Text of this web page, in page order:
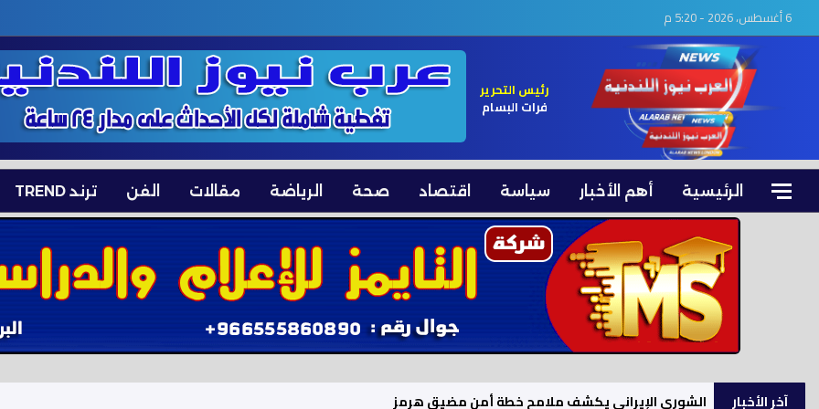
6 أغسطس، 2026 - 5:20 م
رئيس التحرير
فرات البسام
الرئيسية أهم الأخبار سياسة اقتصاد صحة الرياضة مقالات الفن ترند TREND
آخر الأخبار الشورى الإيراني يكشف ملامح خطة أمن مضيق هرمز